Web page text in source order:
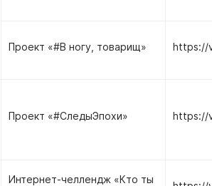
Проект «#В ногу, товарищ» https://
Проект «#СледыЭпохи» https://
Интернет-челлендж «Кто ты